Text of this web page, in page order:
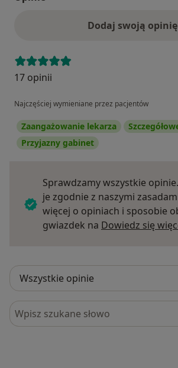
Dodaj swoją opinię
17 opinii
Najczęściej wymieniane przez pacjentów
Zaangażowanie lekarza
Przyjazny gabinet
Sprawdzamy wszystkie
je zgodnie z naszymi
więcej o opiniach i sposobie
gwiazdek na Dowiedz się
Szukaj w opiniach